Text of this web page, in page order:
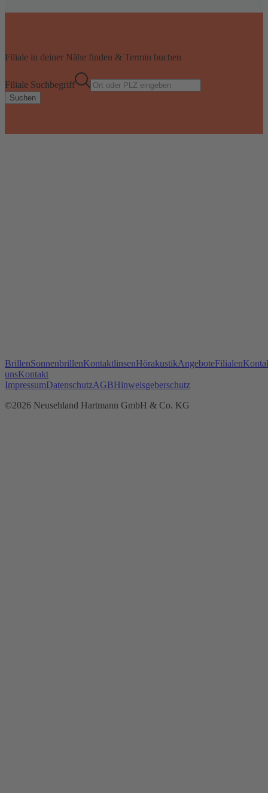
Filiale in deiner Nähe finden & Termin buchen
Filiale Suchbegriff
Suchen
BrillenSonnenbrillenKontaktlinsenHörakustikAngeboteFilialen
unsKontakt
ImpressumDatenschutzAGBHinweisgeberschutz
©2026 Neusehland Hartmann GmbH & Co. KG